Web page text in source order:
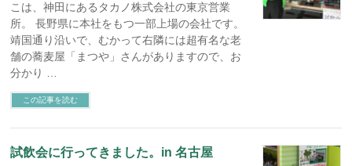
こは、神田にあるタカノ株式会社の東京営業
所。 長野県に本社をもつ一部上場の会社です。
靖国通り沿いで、むかって右隣には超有名な老
舗の蕎麦屋「まつや」さんがありますので、お
分かり …
この記事を読む
試飲会に行ってきました。in 名古屋